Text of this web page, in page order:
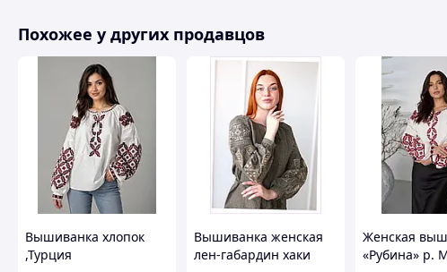
лінії грудей
108
Обхват по
низу
116
Довжина
виробу
62
Довжина
рукава від
68
Обхват рукава
Похожее у других продавцов
Вышиванка хлопок
,Турция
Вышиванка женская
лен-габардин хаки
Женская
«Рубина» р.